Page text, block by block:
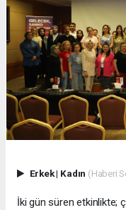
Erkek| Kadın (Haberi
İki gün süren etkinlikte;